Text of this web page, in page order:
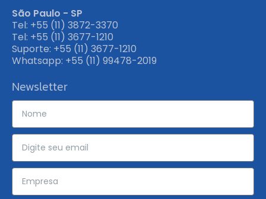
São Paulo - SP
Tel: +55 (11) 3872-3370
Tel: +55 (11) 3677-1210
Suporte: +55 (11) 3677-1210
Whatsapp: +55 (11) 99478-2019
Newsletter